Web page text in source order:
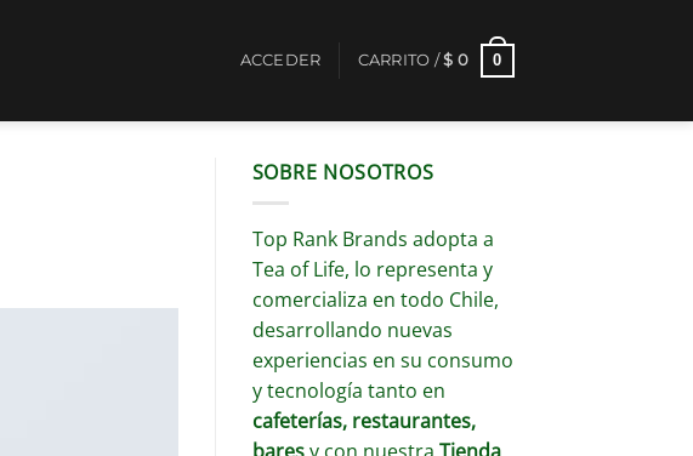
ACCEDER CARRITO /$ 0 0
SOBRE NOSOTROS
Top Rank Brands adopta a
Tea of Life, lo representa y
comercializa en todo Chile,
desarrollando nuevas
experiencias en su consumo
y tecnología tanto en
cafeterías, restaurantes,
baresy con nuestra Tienda